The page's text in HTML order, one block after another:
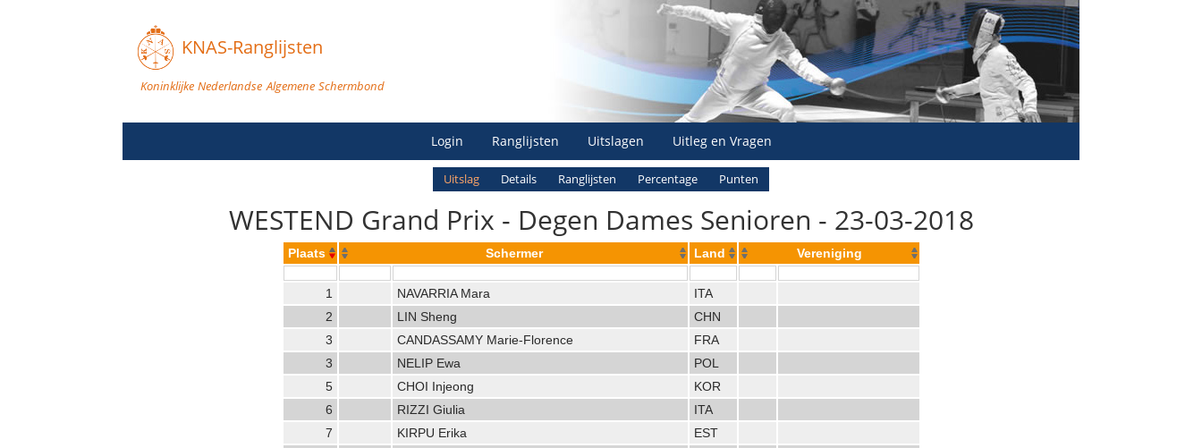
KNAS-Ranglijsten
Koninklijke Nederlandse Algemene Schermbond
Login Ranglijsten Uitslagen Uitleg en Vragen
Uitslag Details Ranglijsten Percentage Punten
WESTEND Grand Prix - Degen Dames Senioren - 23-03-2018
Plaats Schermer Land Vereniging
1 NAVARRIA Mara
ITA
2
LIN Sheng
CHN
3
CANDASSAMY Marie-Florence
FRA
3
NELIP Ewa
POL
5
CHOI Injeong
KOR
6
RIZZI Giulia
ITA
7
KIRPU Erika
EST